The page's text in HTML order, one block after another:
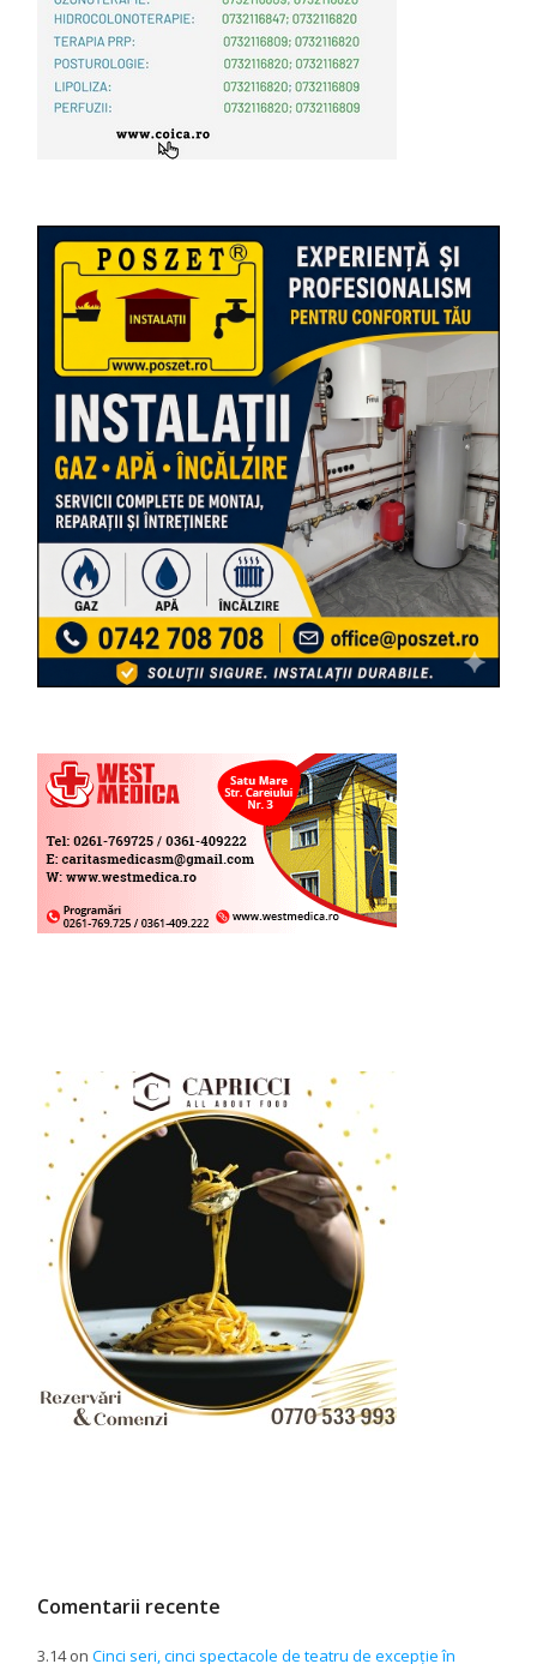
Comentarii recente
3.14onCinci seri, cinci spectacole de teatru de excepție în